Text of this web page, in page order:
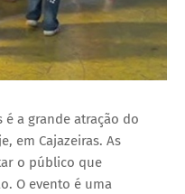
é a grande atração do
em Cajazeiras. As
o público que
O evento é uma